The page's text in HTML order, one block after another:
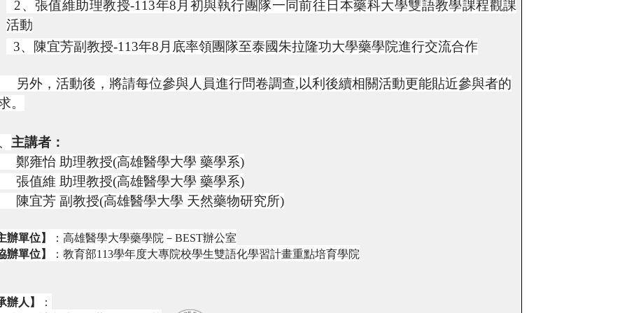
2、張值維助理教授-113年8月初與執行團隊一同前往日本藥科大學雙語教學課程觀課
活動
3、陳宜芳副教授-113年8月底率領團隊至泰國朱拉隆功大學藥學院進行交流合作
外，活動後，將請每位參與人員進行問卷調查,以利後續相關活動更能貼近參與者的
。
主講者：
雍怡 助理教授(高雄醫學大學 藥學系)
值維 助理教授(高雄醫學大學 藥學系)
宜芳 副教授(高雄醫學大學 天然藥物研究所)
辦單位】
：高雄醫學大學藥學院－BEST辦公室
辦單位】
：教育部113學年度大專院校學生雙語化學習計畫重點培育學院
辦人】
：